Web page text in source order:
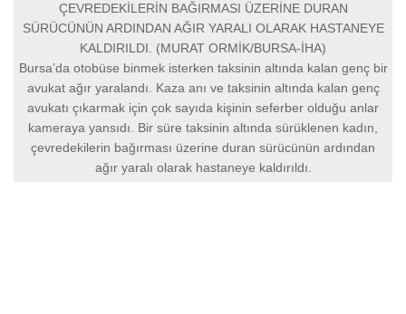
ÇEVREDEKİLERİN BAĞIRMASI ÜZERİNE DURAN
SÜRÜCÜNÜN ARDINDAN AĞIR YARALI OLARAK HASTANEYE
KALDIRILDI. (MURAT ORMİK/BURSA-İHA)
Bursa’da otobüse binmek isterken taksinin altında kalan genç bir
avukat ağır yaralandı. Kaza anı ve taksinin altında kalan genç
avukatı çıkarmak için çok sayıda kişinin seferber olduğu anlar
kameraya yansıdı. Bir süre taksinin altında sürüklenen kadın,
çevredekilerin bağırması üzerine duran sürücünün ardından
ağır yaralı olarak hastaneye kaldırıldı.